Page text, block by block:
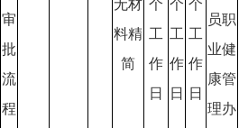
审
批
流
程
无材
料精
简
个
工
作
日
个
工
作
日
个
工
作
日
员职
业健
康管
理办